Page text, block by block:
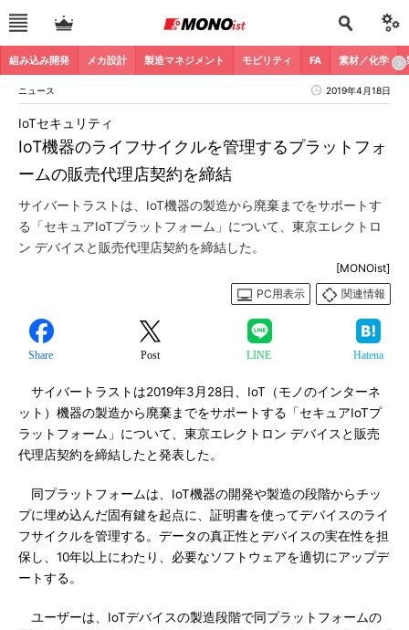
組み込み開発 メカ設計 製造マネジメント モビリティ FA 素材／化学
ニュース 2019年4月18日
IoT機器のライフサイクルを管理するプラットフォ
ームの販売代理店契約を締結
IoTセキュリティ
サイバートラストは、IoT機器の製造から廃棄までをサポートす
る「セキュアIoTプラットフォーム」について、東京エレクトロ
ン デバイスと販売代理店契約を締結した。
[MONOist]
PC用表示
関連情報
Share Post LINE Hatena
サイバートラストは2019年3月28日、IoT（モノのインターネ
ット）機器の製造から廃棄までをサポートする「セキュアIoTプ
ラットフォーム」について、東京エレクトロン デバイスと販売
代理店契約を締結したと発表した。
同プラットフォームは、IoT機器の開発や製造の段階からチッ
プに埋め込んだ固有鍵を起点に、証明書を使ってデバイスのライ
フサイクルを管理する。データの真正性とデバイスの実在性を担
保し、10年以上にわたり、必要なソフトウェアを適切にアップデ
ートする。
ユーザーは、IoTデバイスの製造段階で同プラットフォームの